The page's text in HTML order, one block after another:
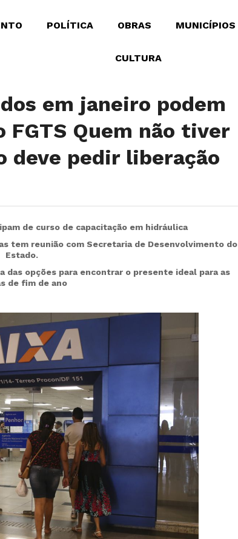
POLÍTICA OBRAS MUNICÍPIOS
CULTURA
em janeiro podem
FGTS Quem não tiver
deve pedir liberação
de curso de capacitação em hidráulica
tem reunião com Secretaria de Desenvolvimento do
Estado.
das opções para encontrar o presente ideal para as
de fim de ano